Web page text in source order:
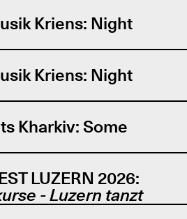
Kriens: Night
Kriens: Night
Kharkiv: Some
LUZERN 2026:
- Luzern tanzt